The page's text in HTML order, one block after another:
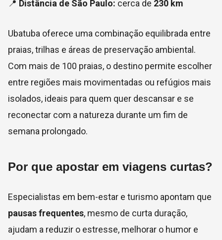
📍 Distância de São Paulo: cerca de 230 km
Ubatuba oferece uma combinação equilibrada entre
praias, trilhas e áreas de preservação ambiental.
Com mais de 100 praias, o destino permite escolher
entre regiões mais movimentadas ou refúgios mais
isolados, ideais para quem quer descansar e se
reconectar com a natureza durante um fim de
semana prolongado.
Por que apostar em viagens curtas?
Especialistas em bem-estar e turismo apontam que
pausas frequentes, mesmo de curta duração,
ajudam a reduzir o estresse, melhorar o humor e